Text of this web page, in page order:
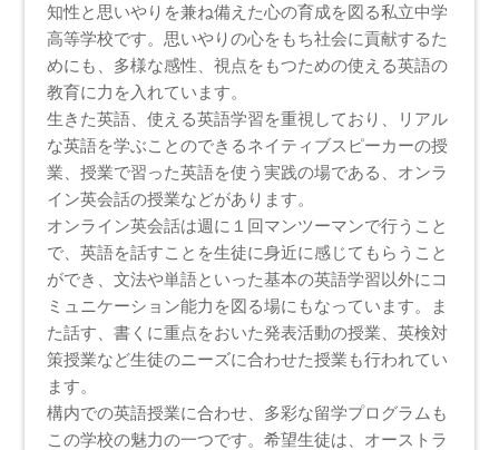
知性と思いやりを兼ね備えた心の育成を図る私立中学
高等学校です。思いやりの心をもち社会に貢献するた
めにも、多様な感性、視点をもつための使える英語の
教育に力を入れています。
生きた英語、使える英語学習を重視しており、リアル
な英語を学ぶことのできるネイティブスピーカーの授
業、授業で習った英語を使う実践の場である、オンラ
イン英会話の授業などがあります。
オンライン英会話は週に１回マンツーマンで行うこと
で、英語を話すことを生徒に身近に感じてもらうこと
ができ、文法や単語といった基本の英語学習以外にコ
ミュニケーション能力を図る場にもなっています。ま
た話す、書くに重点をおいた発表活動の授業、英検対
策授業など生徒のニーズに合わせた授業も行われてい
ます。
構内での英語授業に合わせ、多彩な留学プログラムも
この学校の魅力の一つです。希望生徒は、オーストラ